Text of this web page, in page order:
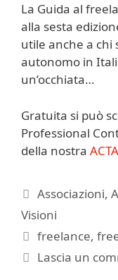
La Guida al
alla sesta
utile anche a chi
autonomo in
un’occhiata…
Gratuita si può
Professional
della nostra ACTA
Categorie
Associazioni,
Visioni
Tag
freelance,
Lascia un